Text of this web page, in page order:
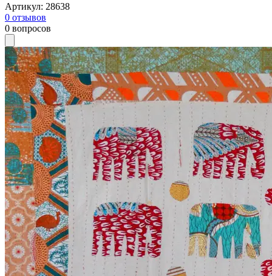
Артикул: 28638
0 отзывов
0 вопросов